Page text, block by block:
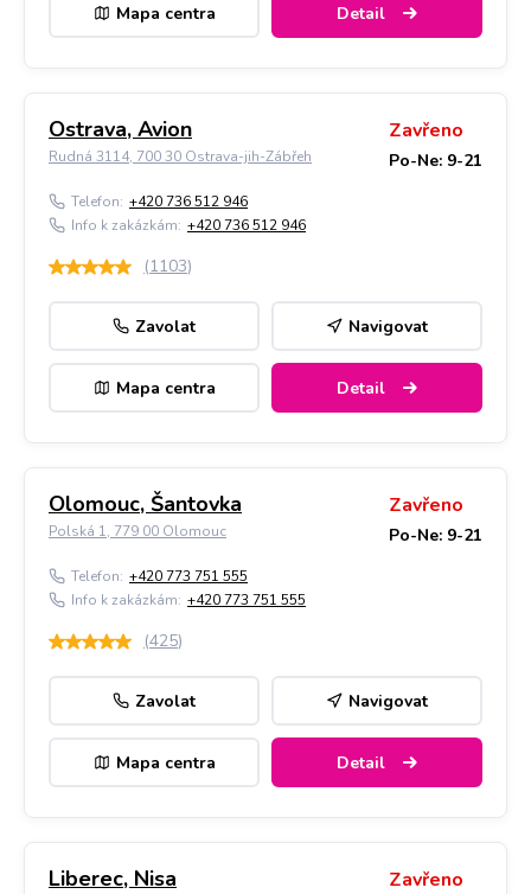
Mapa centra Detail
Ostrava, Avion
Rudná 3114, 700 30 Ostrava-jih-Zábřeh
Zavřeno
Po-Ne: 9-21
Telefon: +420 736 512 946
Info k zakázkám: +420 736 512 946
(1103)
Zavolat Navigovat
Mapa centra Detail
Olomouc, Šantovka
Polská 1, 779 00 Olomouc
Zavřeno
Po-Ne: 9-21
Telefon: +420 773 751 555
Info k zakázkám: +420 773 751 555
(425)
Zavolat Navigovat
Mapa centra Detail
Liberec, Nisa Zavřeno